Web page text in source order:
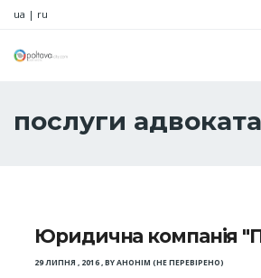
ua | ru
послуги адвоката
Юридична компанія
29 ЛИПНЯ , 2016,BYАНОНІМ (НЕ ПЕРЕВІРЕНО)